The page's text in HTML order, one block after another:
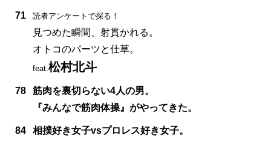
71 読者アンケートで探る！
見つめた瞬間、射貫かれる。
オトコのパーツと仕草。
feat. 松村北斗
78
筋肉を裏切らない4人の男。
『みんなで筋肉体操』がやってきた。
84
相撲好き女子vsプロレス好き女子。